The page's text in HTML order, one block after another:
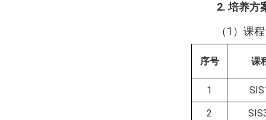
2.培养方
（1 ）课
序号 课
1
2